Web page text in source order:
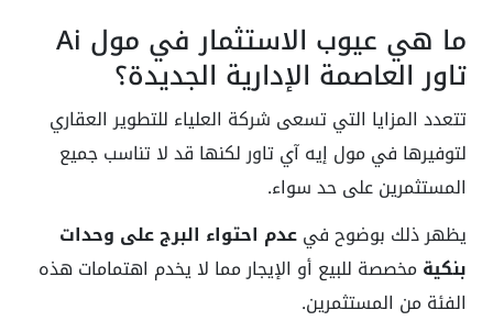
ما هي عيوب الاستثمار في مول Ai
تاور العاصمة الإدارية الجديدة؟
تتعدد المزايا التي تسعى شركة العلياء للتطوير العقاري
لتوفيرها في مول إيه آي تاور لكنها قد لا تناسب جميع
المستثمرين على حد سواء.
يظهر ذلك بوضوح فيعدم احتواء البرج على وحدات
بنكية مخصصة للبيع أو الإيجار مما لا يخدم اهتمامات هذه
الفئة من المستثمرين.